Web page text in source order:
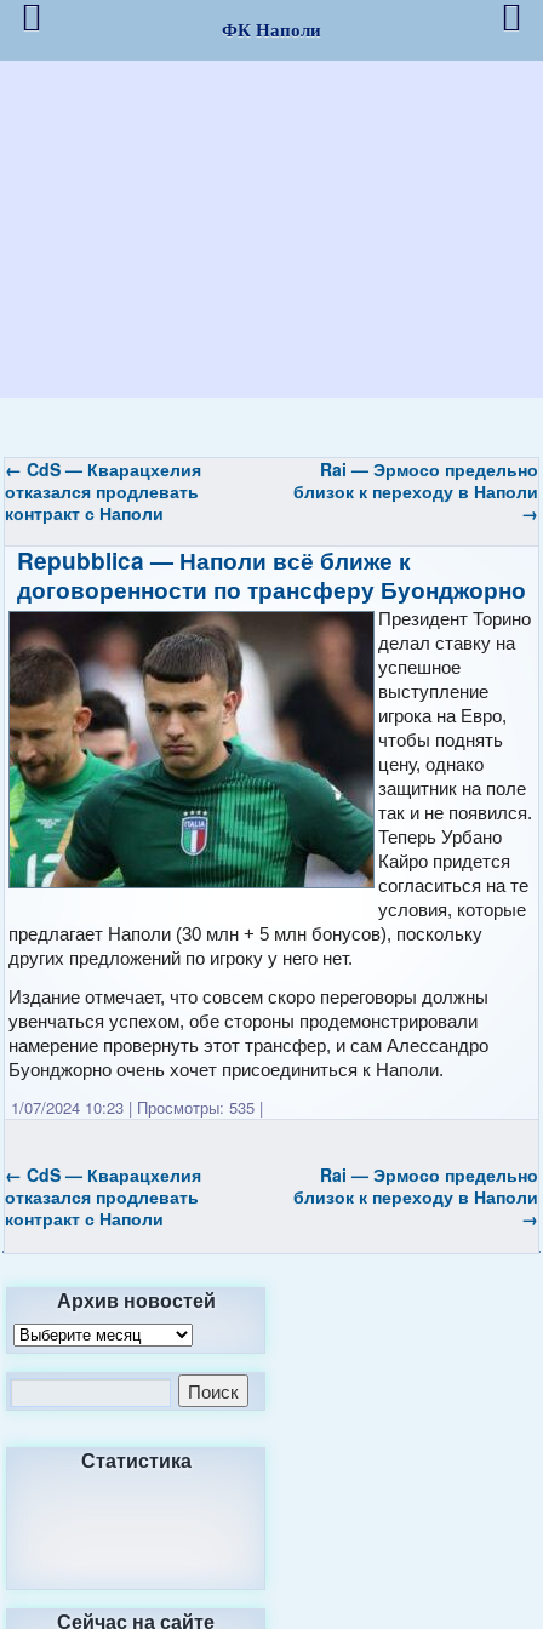
← CdS — Кварацхелия
отказался продлевать
контракт с Наполи
Rai — Эрмосо предельно
близок к переходу в Наполи
→
Repubblica — Наполи всё ближе к
договоренности по трансферу Буонджорно
Президент Торино
делал ставку на
успешное
выступление
игрока на Евро,
чтобы поднять
цену, однако
защитник на поле
так и не появился.
Теперь Урбано
Кайро придется
согласиться на те
условия, которые
предлагает Наполи (30 млн + 5 млн бонусов), поскольку
других предложений по игроку у него нет.
Издание отмечает, что совсем скоро переговоры должны
увенчаться успехом, обе стороны продемонстрировали
намерение провернуть этот трансфер, и сам Алессандро
Буонджорно очень хочет присоединиться к Наполи.
1/07/2024 10:23 | Просмотры: 535 |
← CdS — Кварацхелия
отказался продлевать
контракт с Наполи
Rai — Эрмосо предельно
близок к переходу в Наполи
→
Архив новостей
Статистика
Сейчас на сайте
ФК Наполи